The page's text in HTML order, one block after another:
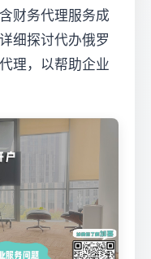
财务代理服务成
细探讨代办俄罗
理，以帮助企业